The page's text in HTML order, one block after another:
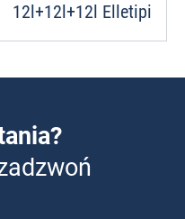
12l+12l+12l Elletipi